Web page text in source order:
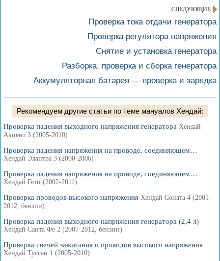
СЛЕДУЮЩИЕ
Проверка тока отдачи генератора
Проверка регулятора напряжения
Снятие и установка генератора
Разборка, проверка и сборка генератора
Аккумуляторная батарея — проверка и зарядка
Рекомендуем другие статьи по теме мануалов Хендай:
Проверка падения выходного напряжения генератора Хендай
Акцент 3 (2005-2010)
Проверка падения напряжения на проводе, соединяющем…
Хендай Элантра 3 (2000-2006)
Проверка падения напряжения на проводе, соединяющем…
Хендай Гетц (2002-2011)
Проверка проводов высокого напряжения Хендай Соната 4 (2001-
2012, бензин)
Проверка падения выходного напряжения генератора (2,4 л)
Хендай Санта Фе 2 (2007-2012, бензин)
Проверка свечей зажигания и проводов высокого напряжения
Хендай Туссан 1 (2005-2010)